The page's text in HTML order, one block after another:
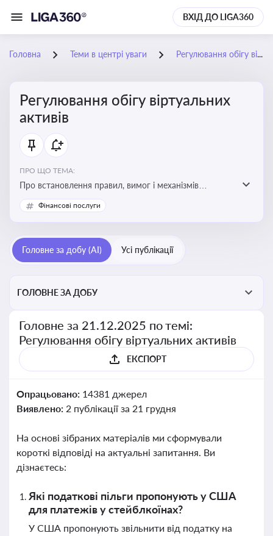
ВХІД ДО LIGA360
Головна Теми в центрі уваги Регулювання обігу віртуальних активів
Регулювання обігу віртуальних
активів
ПРО ЩО ТЕМА:
Про встановлення правил, вимог і механізмів
контролю за використанням, обігом та
оподаткуванням віртуальних активів, таких як
Фінансові послуги
Головне за добу (AI) Усі публікації
ГОЛОВНЕ ЗА ДОБУ
Головне за 21.12.2025 по темі:
Регулювання обігу віртуальних активів
ЕКСПОРТ
Опрацьовано: 14381 джерел
Виявлено: 2 публікації за 21 грудня
На основі зібраних матеріалів ми сформували
короткі відповіді на актуальні запитання. Ви
дізнаєтесь:
Які податкові пільги пропонують у США
для платежів у стейблкоїнах?
У США пропонують звільнити від податку на